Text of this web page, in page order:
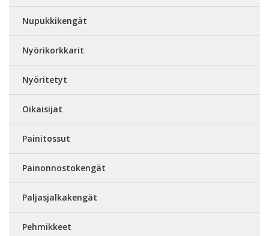
Nupukkikengät
Nyörikorkkarit
Nyöritetyt
Oikaisijat
Painitossut
Painonnostokengät
Paljasjalkakengät
Pehmikkeet